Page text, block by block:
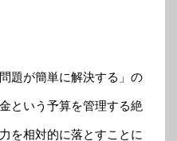
題が簡単に解決する」の
という予算を管理する絶
を相対的に落とすことに